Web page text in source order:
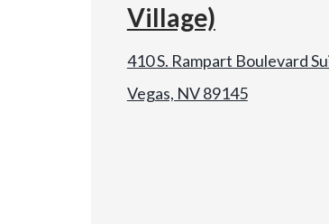
Village)
410 S. Rampart Boulevard
Vegas, NV 89145